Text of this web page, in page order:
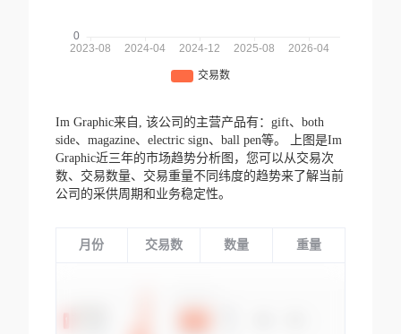
Im Graphic来自, 该公司的主营产品有：gift、both
side、magazine、electric sign、ball pen等。
上图是Im
Graphic近三年的市场趋势分析图，您可以从交易次
数、交易数量、交易重量不同纬度的趋势来了解当前
公司的采供周期和业务稳定性。
月份 交易数 数量 重量